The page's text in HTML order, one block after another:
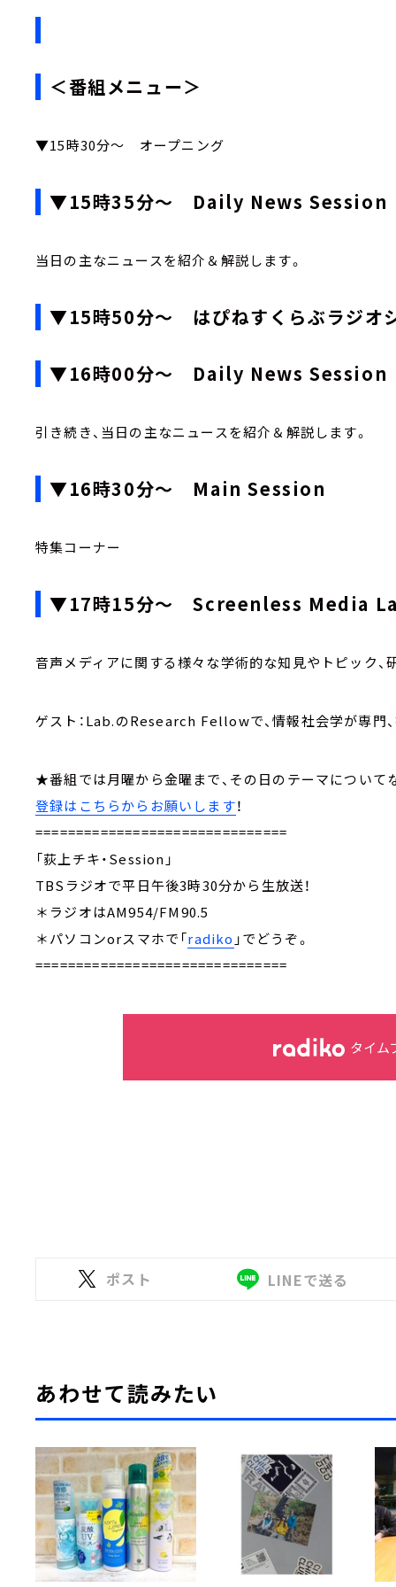
＜番組メニュー＞
▼15時30分～ オープニング
▼15時35分～ Daily News Session
当日の主なニュースを紹介＆解説します。
▼15時50分～ はぴねすくらぶラジオ
▼16時00分～ Daily News Session
引き続き、当日の主なニュースを紹介＆解説します。
▼16時30分～ Main Session
特集コーナー
▼17時15分～ Screenless Media
音声メディアに関する様々な学術的な知見やトピック、
ゲスト：Lab.のResearch Fellowで、情報社会学が専門
★番組では月曜から金曜まで、その日のテーマにつ
登録はこちらからお願いします！
===============================
「荻上チキ・Session」
TBSラジオで平日午後3時30分から生放送！
＊ラジオはAM954/FM90.5
＊パソコンorスマホで「radiko 」でどうぞ。
===============================
タイム
ポスト LINEで送る
あわせて読みたい